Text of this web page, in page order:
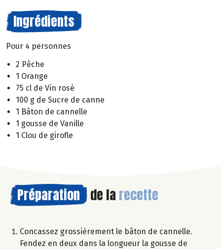
Ingrédients
Pour 4 personnes
2 Pêche
1 Orange
75 cl de Vin rosé
100 g de Sucre de canne
1 Bâton de cannelle
1 gousse de Vanille
1 Clou de girofle
Préparation de la recette
Concassez grossièrement le bâton de cannelle.
Fendez en deux dans la longueur la gousse de